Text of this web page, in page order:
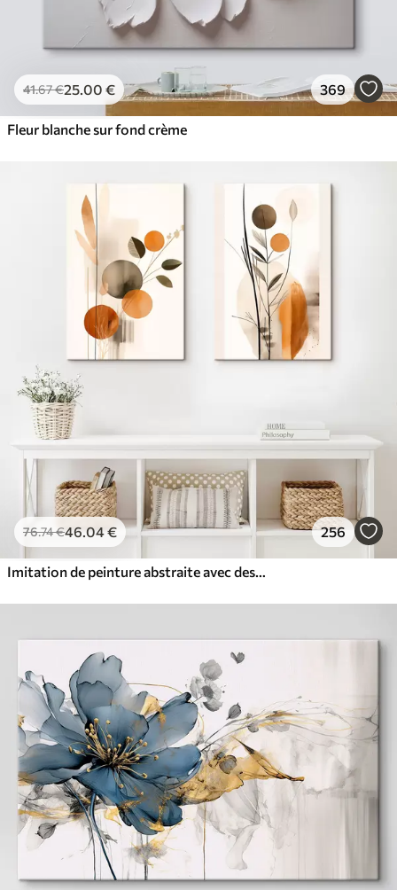
41.67€25.00 € 369
Fleur blanche sur fond crème
76.74€46.04€ 256
Imitation de peinture abstraite avec des cercles orange et gris, des feuilles et des branches, style moderne, effet aquarelle